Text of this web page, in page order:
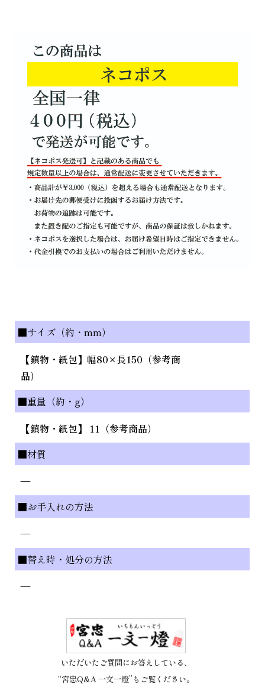
■サイズ（約・mm）
【鎮物・紙包】幅80×長150（参考商
品）
■重量（約・g）
【鎮物・紙包】 11（参考商品）
■材質
—
■お手入れの方法
—
■替え時・処分の方法
—
いただいたご質問にお答えしている、
“宮忠Q&A 一文一燈”もご覧ください。